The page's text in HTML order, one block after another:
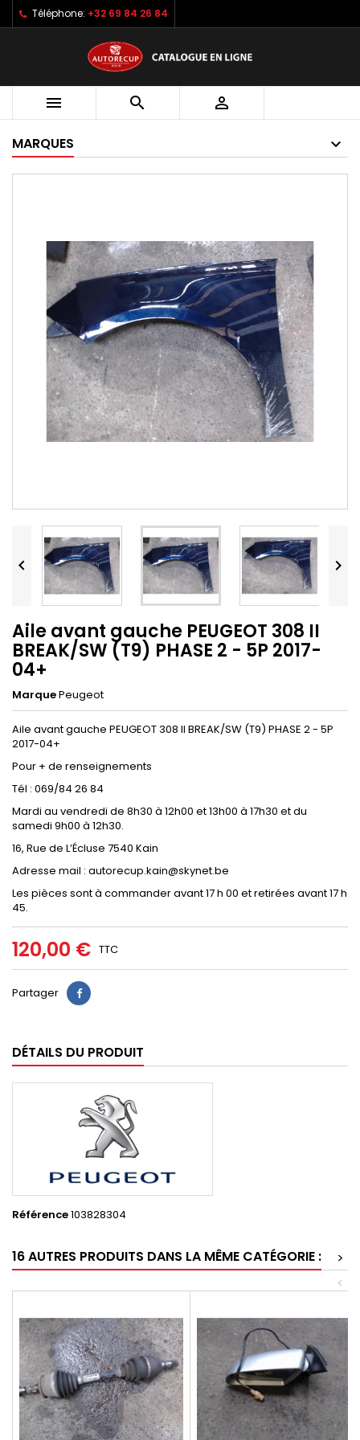
Téléphone: +32 69 84 26 84
  
MARQUES
 
Aile avant gauche PEUGEOT 308 II
BREAK/SW (T9) PHASE 2 - 5P 2017-
04+
MarquePeugeot
Aile avant gauche PEUGEOT 308 II BREAK/SW (T9) PHASE 2 - 5P
2017-04+
Pour + de renseignements
Tél : 069/84 26 84
Mardi au vendredi de 8h30 à 12h00 et 13h00 à 17h30 et du
samedi 9h00 à 12h30.
16, Rue de L’Écluse 7540 Kain
Adresse mail : autorecup.kain@skynet.be
Les pièces sont à commander avant 17 h 00 et retirées avant 17 h
45.
120,00 € TTC
Partager
DÉTAILS DU PRODUIT
Référence103828304
16 AUTRES PRODUITS DANS LA MÊME CATÉGORIE :
>
<